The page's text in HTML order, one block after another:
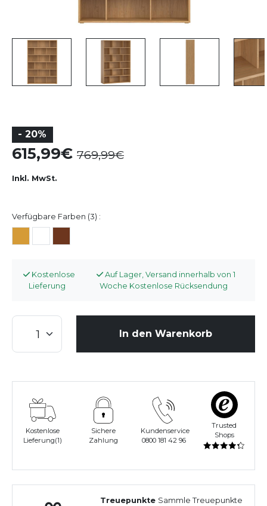
- 20%
615,99 769,99
Inkl. MwSt.
Verfügbare Farben (3) :
Kostenlose
Lieferung
Auf Lager, Versand innerhalb von 1
Woche Kostenlose Rücksendung
In den Warenkorb
Kostenlose
Lieferung(1)
Sichere
Zahlung
Kundenservice
0800 181 42 96
Trusted
Shops
Treuepunkte Sammle Treuepunkte